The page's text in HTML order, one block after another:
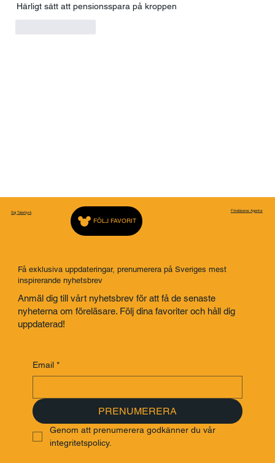
Härligt sätt att pensionsspara på kroppen
Saj Talarbyrå Föreläsares Agentur
FÖLJ FAVORIT
Få exklusiva uppdateringar, prenumerera på Sveriges mest
inspirerande nyhetsbrev
Anmäl dig till vårt nyhetsbrev för att få de senaste
nyheterna om föreläsare. Följ dina favoriter och håll dig
uppdaterad!
Email *
PRENUMERERA
Genom att prenumerera godkänner du vår
integritetspolicy.